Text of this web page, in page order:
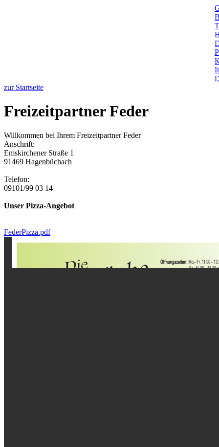
zur Startseite
Freizeitpartner Feder
Willkommen bei Ihrem Freizeitpartner Feder
Anschrift:
Emskirchener Straße 1
91469 Hagenbüchach
Telefon:
09101/99 03 14
Unser Pizza-Angebot
FederPizza.pdf